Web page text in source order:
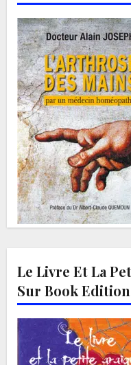
Le Livre Et La
Sur Book Edition